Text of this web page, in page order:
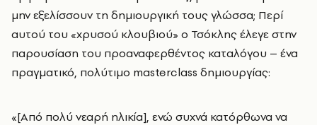
μην εξελίσσουν τη δημιουργική τους γλώσσα; Περί
αυτού του «χρυσού κλουβιού» ο Τσόκλης έλεγε στην
παρουσίαση του προαναφερθέντος καταλόγου – ένα
πραγματικό, πολύτιμο masterclass δημιουργίας:
«[Από πολύ νεαρή ηλικία], ενώ συχνά κατόρθωνα να